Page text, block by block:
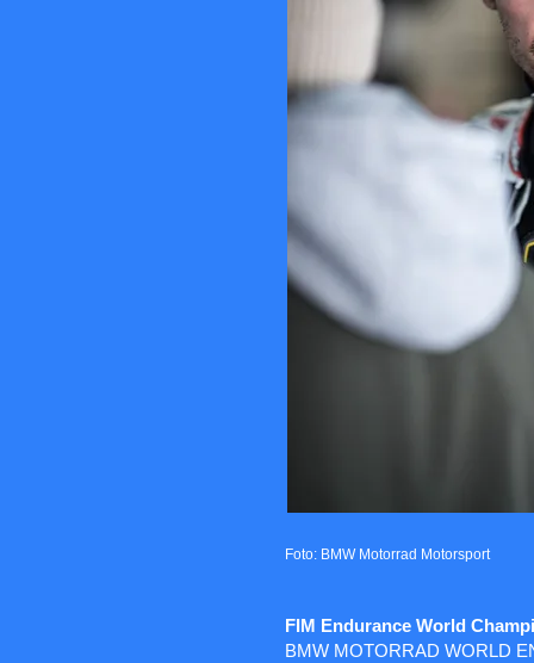
Foto: BMW Motorrad Motorsport
FIM Endurance World
BMW MOTORRAD WORLD